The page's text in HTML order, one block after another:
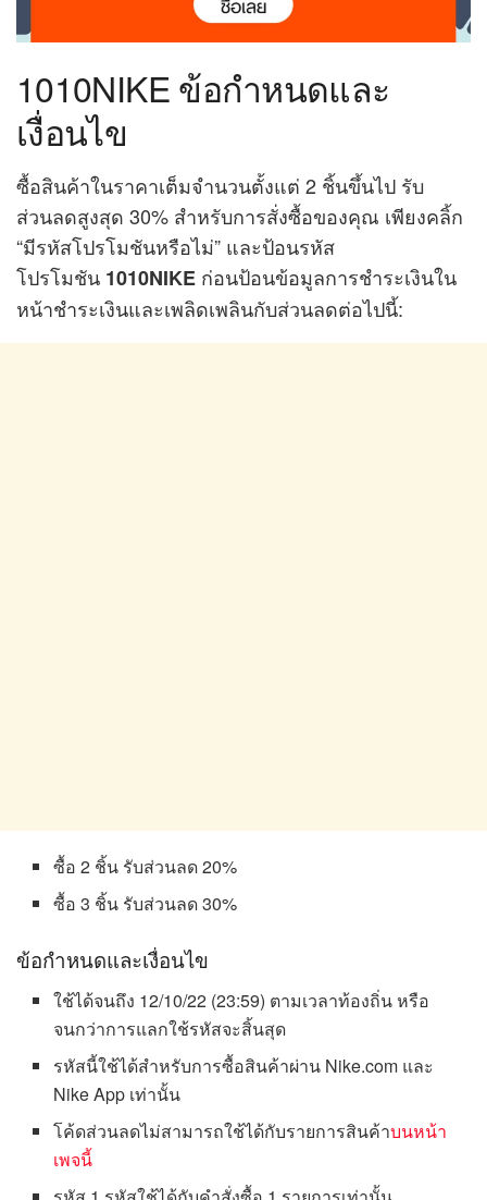
1010NIKE ข้อกำหนดและ
เงื่อนไข
ซื้อสินค้าในราคาเต็มจำนวนตั้งแต่ 2 ชิ้นขึ้นไป รับ
ส่วนลดสูงสุด 30% สำหรับการสั่งซื้อของคุณ เพียงคลิ้ก
“มีรหัสโปรโมชันหรือไม่” และป้อนรหัส
โปรโมชัน 1010NIKE ก่อนป้อนข้อมูลการชำระเงินใน
หน้าชำระเงินและเพลิดเพลินกับส่วนลดต่อไปนี้:
ซื้อ 2 ชิ้น รับส่วนลด 20%
ซื้อ 3 ชิ้น รับส่วนลด 30%
ข้อกำหนดและเงื่อนไข
ใช้ได้จนถึง 12/10/22 (23:59) ตามเวลาท้องถิ่น หรือ
จนกว่าการแลกใช้รหัสจะสิ้นสุด
รหัสนี้ใช้ได้สำหรับการซื้อสินค้าผ่าน Nike.com และ
Nike App เท่านั้น
โค้ดส่วนลดไม่สามารถใช้ได้กับรายการสินค้าบนหน้า
เพจนี้